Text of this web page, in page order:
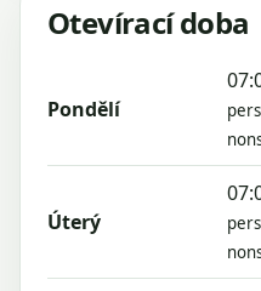
Otevírací doba
Pondělí
Úterý